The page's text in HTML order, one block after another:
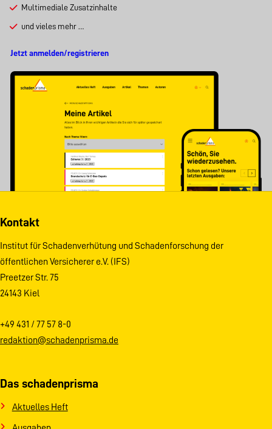
Multimediale Zusatzinhalte
und vieles mehr …
Jetzt anmelden/registrieren
Kontakt
Institut für Schadenverhütung und Schadenforschung der
öffentlichen Versicherer e.V. (IFS)
Preetzer Str. 75
24143 Kiel
+49 431 / 77 57 8-0
redaktion@schadenprisma.de
Das schadenprisma
Aktuelles Heft